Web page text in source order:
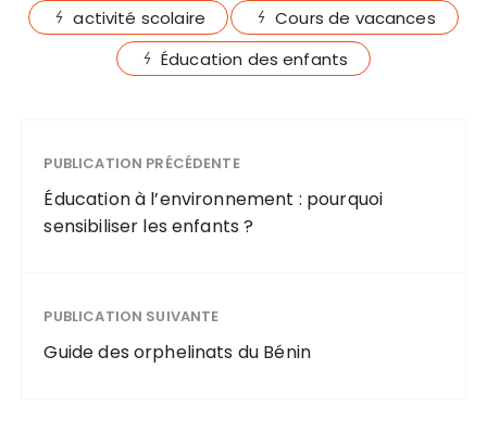
activité scolaire
Cours de vacances
Éducation des enfants
PUBLICATION PRÉCÉDENTE
Éducation à l’environnement : pourquoi
sensibiliser les enfants ?
PUBLICATION SUIVANTE
Guide des orphelinats du Bénin